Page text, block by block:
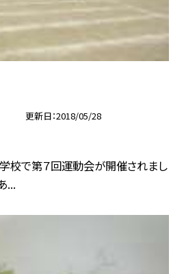
更新日 2018/05/28
学校で第７回運動会が開催されまし
...